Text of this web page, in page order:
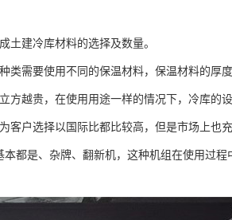
土建冷库材料的选择及数量。
类需要使用不同的保温材料，保温材料的厚
方越贵，在使用用途一样的情况下，冷库的
客户选择以国际比都比较高，但是市场上也
都是、杂牌、翻新机，这种机组在使用过